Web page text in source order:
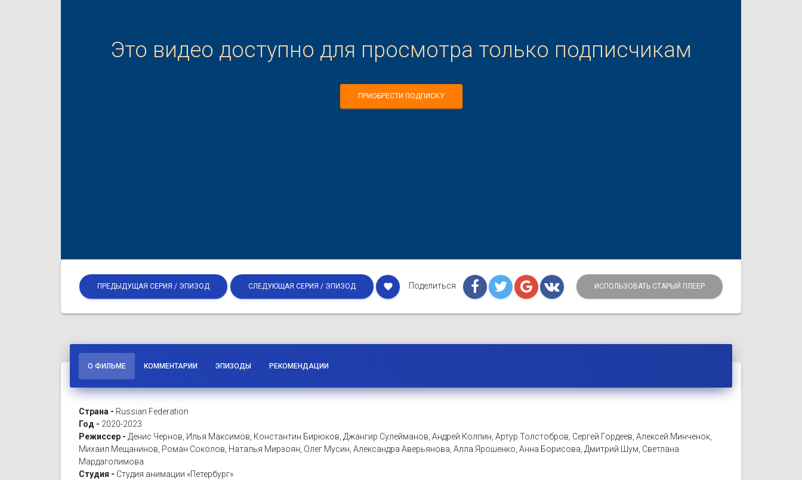
Это видео доступно для просмотра только подписчикам
ПРИОБРЕСТИ ПОДПИСКУ
ПРЕДЫДУЩАЯ СЕРИЯ / ЭПИЗОД СЛЕДУЮЩАЯ СЕРИЯ / ЭПИЗОД favorite Поделиться ИСПОЛЬЗОВАТЬ СТАРЫЙ ПЛЕЕР
О ФИЛЬМЕ КОММЕНТАРИИ ЭПИЗОДЫ РЕКОМЕНДАЦИИ
Страна - Russian Federation
Год - 2020-2023
Режиссер - Денис Чернов, Илья Максимов, Константин Бирюков, Джангир Сулейманов, Андрей Колпин, Артур Толстобров, Сергей Гордеев, Алексей Минченок,
Михаил Мещанинов, Роман Соколов, Наталья Мирзоян, Олег Мусин, Александра Аверьянова, Алла Ярошенко, Анна Борисова, Дмитрий Шум, Светлана
Мардаголимова
Студия - Студия анимации «Петербург»